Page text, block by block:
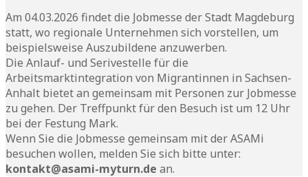
Am 04.03.2026 findet die Jobmesse der Stadt Magdeburg
statt, wo regionale Unternehmen sich vorstellen, um
beispielsweise Auszubildene anzuwerben.
Die Anlauf- und Serivestelle für die
Arbeitsmarktintegration von Migrantinnen in Sachsen-
Anhalt bietet an gemeinsam mit Personen zur Jobmesse
zu gehen. Der Treffpunkt für den Besuch ist um 12 Uhr
bei der Festung Mark.
Wenn Sie die Jobmesse gemeinsam mit der ASAMi
besuchen wollen, melden Sie sich bitte unter:
kontakt@asami-myturn.de an.